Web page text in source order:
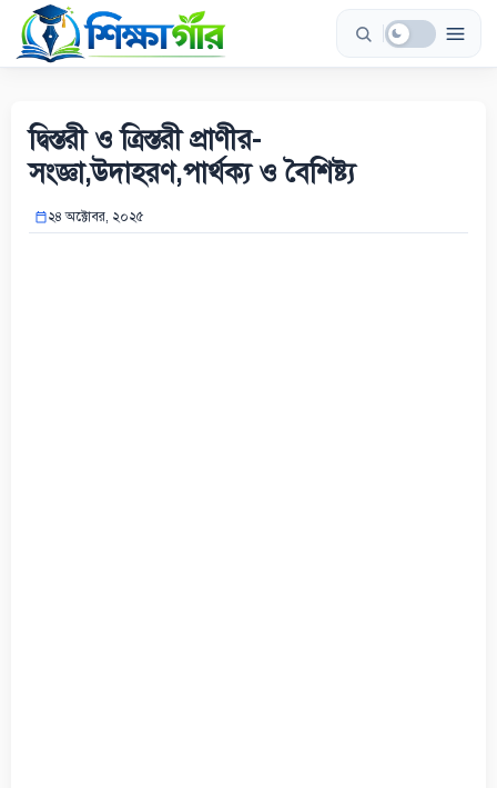
Skip
content
দ্বিস্তরী ও ত্রিস্তরী প্রাণীর-
সংজ্ঞা,উদাহরণ,পার্থক্য ও বৈশিষ্ট্য
২৪ অক্টোবর, ২০২৫